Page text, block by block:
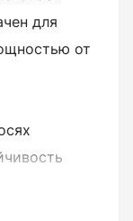
для
от
также в